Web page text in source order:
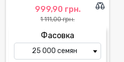
999,90 грн.
1 111,00 грн.
Фасовка